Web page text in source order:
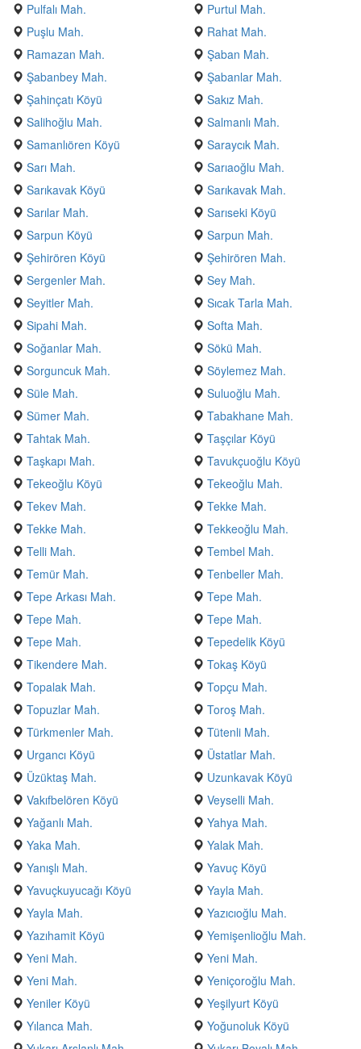
Pulfalı Mah.
Purtul Mah.
Puşlu Mah.
Rahat Mah.
Ramazan Mah.
Şaban Mah.
Şabanbey Mah.
Şabanlar Mah.
Şahinçatı Köyü
Sakız Mah.
Salihoğlu Mah.
Salmanlı Mah.
Samanlıören Köyü
Saraycık Mah.
Sarı Mah.
Sarıaoğlu Mah.
Sarıkavak Köyü
Sarıkavak Mah.
Sarılar Mah.
Sarıseki Köyü
Sarpun Köyü
Sarpun Mah.
Şehirören Köyü
Şehirören Mah.
Sergenler Mah.
Sey Mah.
Seyitler Mah.
Sıcak Tarla Mah.
Sipahi Mah.
Softa Mah.
Soğanlar Mah.
Sökü Mah.
Sorguncuk Mah.
Söylemez Mah.
Süle Mah.
Suluoğlu Mah.
Sümer Mah.
Tabakhane Mah.
Tahtak Mah.
Taşçılar Köyü
Taşkapı Mah.
Tavukçuoğlu Köyü
Tekeoğlu Köyü
Tekeoğlu Mah.
Tekev Mah.
Tekke Mah.
Tekke Mah.
Tekkeoğlu Mah.
Telli Mah.
Tembel Mah.
Temür Mah.
Tenbeller Mah.
Tepe Arkası Mah.
Tepe Mah.
Tepe Mah.
Tepe Mah.
Tepe Mah.
Tepedelik Köyü
Tikendere Mah.
Tokaş Köyü
Topalak Mah.
Topçu Mah.
Topuzlar Mah.
Toroş Mah.
Türkmenler Mah.
Tütenli Mah.
Urgancı Köyü
Üstatlar Mah.
Üzüktaş Mah.
Uzunkavak Köyü
Vakıfbelören Köyü
Veyselli Mah.
Yağanlı Mah.
Yahya Mah.
Yaka Mah.
Yalak Mah.
Yanışlı Mah.
Yavuç Köyü
Yavuçkuyucağı Köyü
Yayla Mah.
Yayla Mah.
Yazıcıoğlu Mah.
Yazıhamit Köyü
Yemişenlioğlu Mah.
Yeni Mah.
Yeni Mah.
Yeni Mah.
Yeniçoroğlu Mah.
Yeniler Köyü
Yeşilyurt Köyü
Yılanca Mah.
Yoğunoluk Köyü